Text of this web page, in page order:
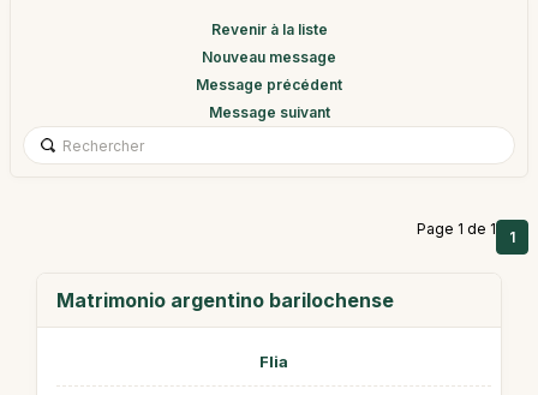
Revenir à la liste
Nouveau message
Message précédent
Message suivant
Page 1 de 1 1
Matrimonio argentino barilochense
Flia